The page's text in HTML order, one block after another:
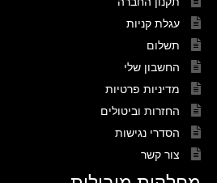
עגלת קניות
תשלום
החשבון שלי
מדיניות פרטיות
החזרות וביטולים
הסדרי נגישות
צור קשר